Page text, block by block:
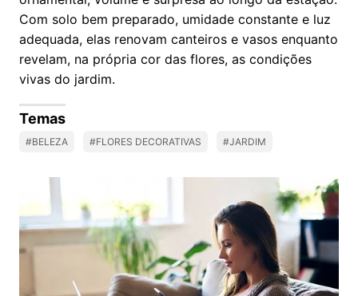
Com solo bem preparado, umidade constante e luz
adequada, elas renovam canteiros e vasos enquanto
revelam, na própria cor das flores, as condições
vivas do jardim.
Temas
#BELEZA #FLORES DECORATIVAS #JARDIM